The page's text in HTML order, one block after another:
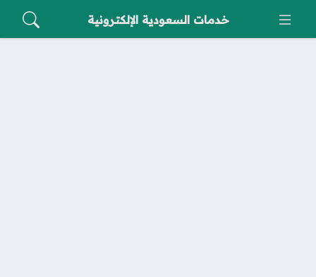
خدمات السعودية الإلكترونية